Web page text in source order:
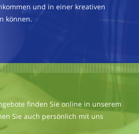
und in einer kreativen
können.
finden Sie online in unserem
Sie auch persönlich mit uns